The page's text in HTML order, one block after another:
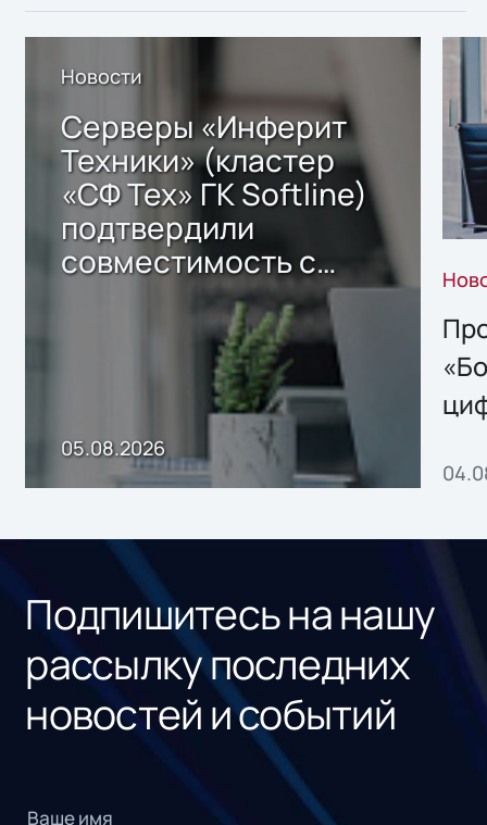
Новости
Серверы «Инферит
Техники» (кластер
«СФ Тех» ГК Softline)
подтвердили
совместимость с
решением Sharx
Storage 2.x для
хранения данных
05.08.2026
Подпишитесь на нашу
рассылку последних
новостей и событий